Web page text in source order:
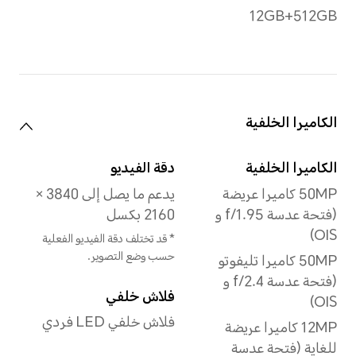
نوع عرض FullView
شاشة منحنية رباعية
مادة زجاج الشاشة
زجاج الألومينوسيليكات